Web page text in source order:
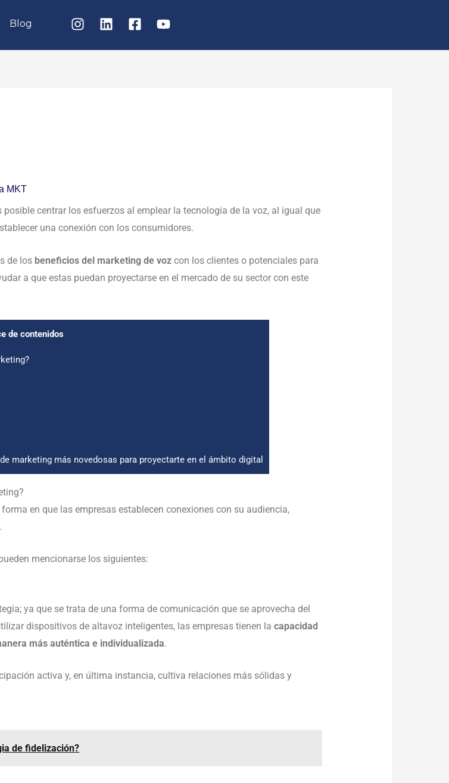
Blog
MKT
posible centrar los esfuerzos al emplear la tecnología de la voz, al igual que
una conexión con los consumidores.
de los beneficios del marketing de voz con los clientes o potenciales para
a que estas puedan proyectarse en el mercado de su sector con este
de contenidos
marketing más novedosas para proyectarte en el ámbito digital
en que las empresas establecen conexiones con su audiencia,
mencionarse los siguientes:
ya que se trata de una forma de comunicación que se aprovecha del
dispositivos de altavoz inteligentes, las empresas tienen lacapacidad
más auténtica e individualizada.
activa y, en última instancia, cultiva relaciones más sólidas y
de fidelización?